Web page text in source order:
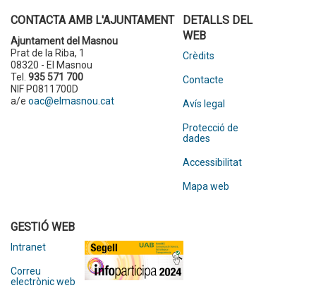
CONTACTA AMB L'AJUNTAMENT
Ajuntament del Masnou
Prat de la Riba, 1
08320 - El Masnou
Tel. 935 571 700
NIF P0811700D
a/e oac@elmasnou.cat
DETALLS DEL
WEB
Crèdits
Contacte
Avís legal
Protecció de
dades
Accessibilitat
Mapa web
GESTIÓ WEB
Intranet
Correu
electrònic web